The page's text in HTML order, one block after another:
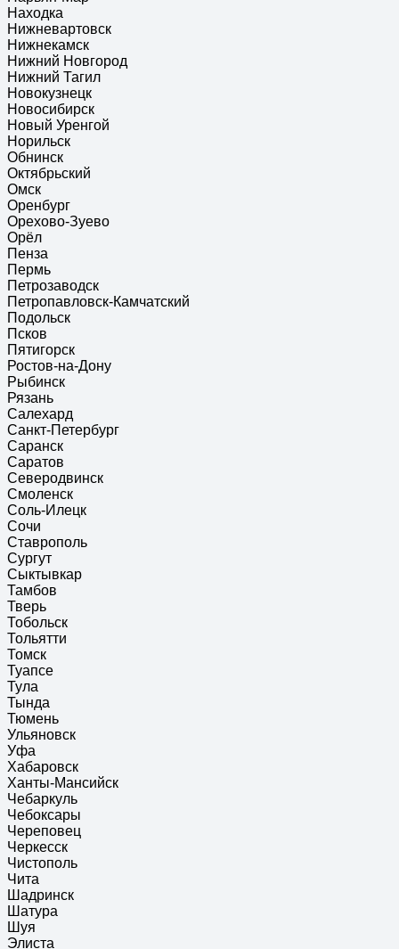
Находка
Нижневартовск
Нижнекамск
Нижний Новгород
Нижний Тагил
Новокузнецк
Новосибирск
Новый Уренгой
Норильск
Обнинск
Октябрьский
Омск
Оренбург
Орехово-Зуево
Орёл
Пенза
Пермь
Петрозаводск
Петропавловск-Камчатский
Подольск
Псков
Пятигорск
Ростов-на-Дону
Рыбинск
Рязань
Салехард
Санкт-Петербург
Саранск
Саратов
Северодвинск
Смоленск
Соль-Илецк
Сочи
Ставрополь
Сургут
Сыктывкар
Тамбов
Тверь
Тобольск
Тольятти
Томск
Туапсе
Тула
Тында
Тюмень
Ульяновск
Уфа
Хабаровск
Ханты-Мансийск
Чебаркуль
Чебоксары
Череповец
Черкесск
Чистополь
Чита
Шадринск
Шатура
Шуя
Элиста